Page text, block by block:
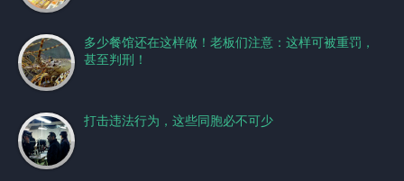
多少餐馆还在这样做！老板们注意：这样可被重罚，
甚至判刑！
打击违法行为，这些同胞必不可少